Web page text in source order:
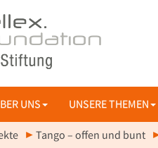
UNS UNSERE THEMEN
Tango – offen und bunt